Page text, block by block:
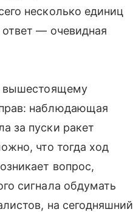
несколько единиц
— очевидная
вышестоящему
наблюдающая
за пуски ракет
что тогда ход
вопрос,
сигнала обдумать
на сегодняшний